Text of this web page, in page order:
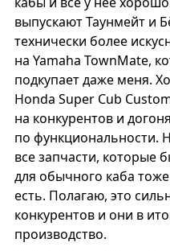
выпускают Таунмейт и
технически более
на Yamaha TownMate,
подкупает даже меня.
Honda Super Cub
на конкурентов и
по функциональности.
все запчасти, которые
для обычного каба
есть. Полагаю, это
конкурентов и они в
производство.